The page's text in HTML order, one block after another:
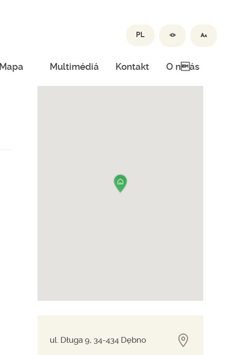
PL
Mapa Multimédiá Kontakt O nás
ul. Długa 9, 34-434 Dębno